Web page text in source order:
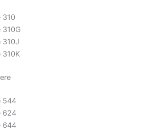
310
310G
310J
310K
544
624
644